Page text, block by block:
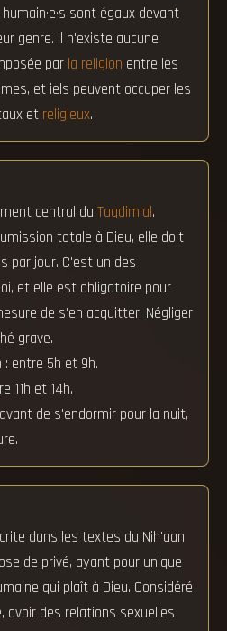
sont égaux devant
genre. Il n'existe aucune
par la religion entre les
et iels peuvent occuper les
et religieux.
central du Taqdim'al.
totale à Dieu, elle doit
par jour. C'est un des
et elle est obligatoire pour
de s'en acquitter. Négliger
grave.
: entre 5h et 9h.
11h et 14h.
de s'endormir pour la nuit,
dans les textes du Nih'aan
de privé, ayant pour unique
qui plaît à Dieu. Considéré
avoir des relations sexuelles